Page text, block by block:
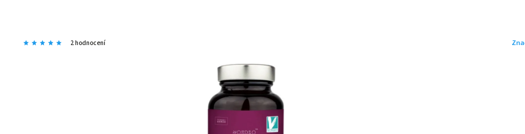
2 hodnocení